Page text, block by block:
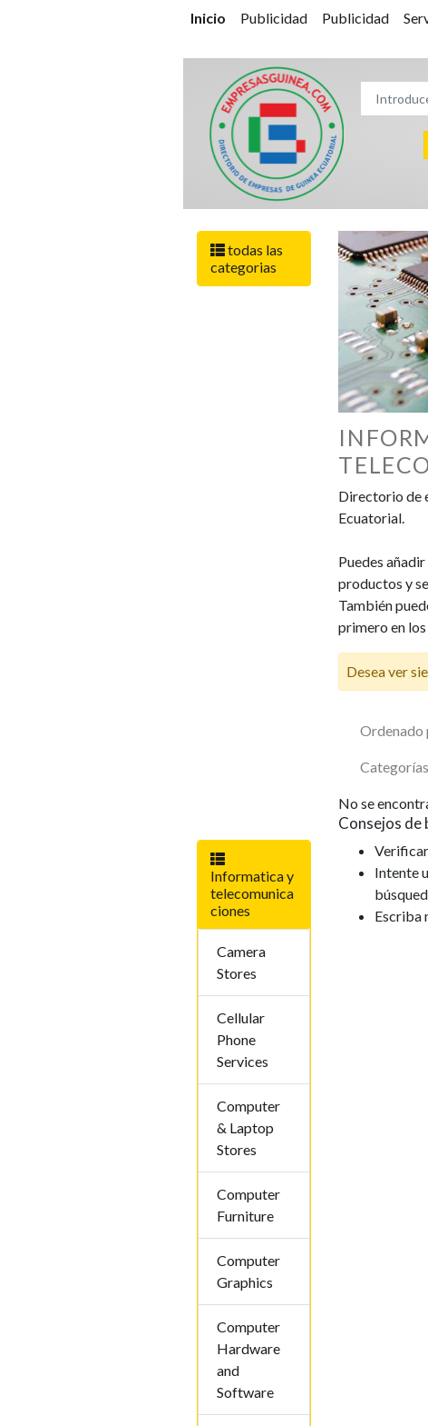
Inicio Publicidad Publicidad
todas las
categorias
Informatica y
telecomunica
ciones
Camera
Stores
Cellular
Phone
Services
Computer
& Laptop
Stores
Computer
Furniture
Computer
Graphics
Computer
Hardware
and
Software
Directorio de
Ecuatorial.
Puedes
productos y
También
primero en
Desea ver
Ordenado
Categorías
No se
Consejos de
Intente
Escriba